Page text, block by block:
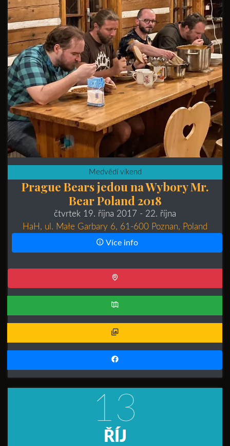
Medvědí víkend
Prague Bears jedou na Wybory Mr.
Bear Poland 2018
čtvrtek 19. října 2017 - 22. října
HaH, ul. Małe Garbary 6, 61-600 Poznan, Poland
Více info
13
ŘÍJ